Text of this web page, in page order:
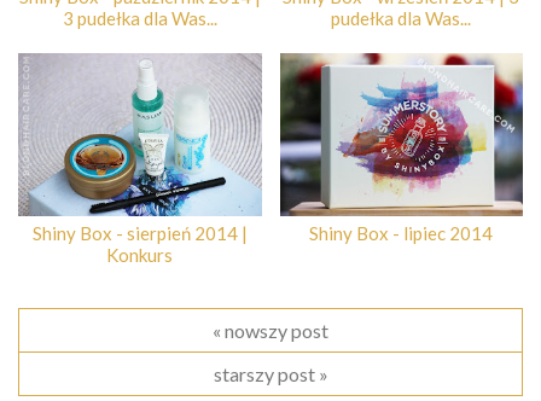
3 pudełka dla Was...
pudełka dla Was...
Shiny Box - sierpień 2014 |
Konkurs
Shiny Box - lipiec 2014
« nowszy post
starszy post »